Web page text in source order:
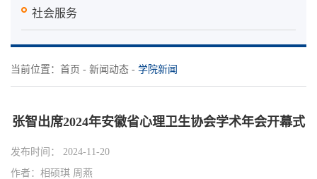
社会服务
当前位置： 首页 - 新闻动态 - 学院新闻
张智出席2024年安徽省心理卫生协会学术年会开幕式
发布时间： 2024-11-20
作者：相硕琪 周燕